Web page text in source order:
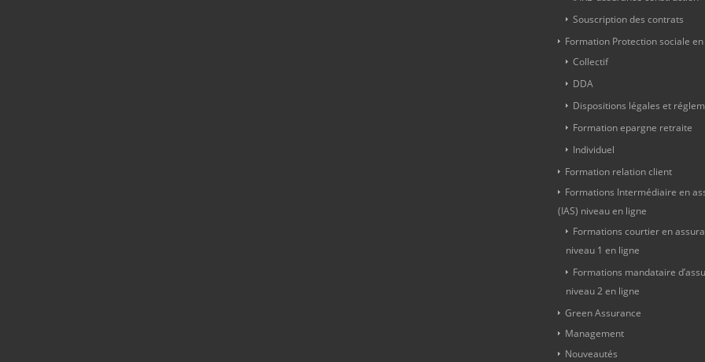
Souscription des contrats
Formation Protection sociale
Collectif
DDA
Dispositions légales et
Formation epargne retraite
Individuel
Formation relation client
Formations Intermédiaire en
(IAS) niveau en ligne
Formations courtier en
niveau 1 en ligne
Formations mandataire
niveau 2 en ligne
Green Assurance
Management
Nouveautés